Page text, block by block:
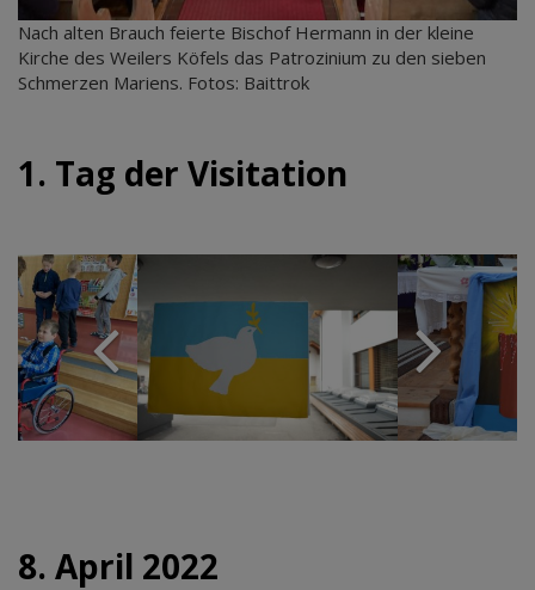
Nach alten Brauch feierte Bischof Hermann in der kleine
Kirche des Weilers Köfels das Patrozinium zu den sieben
Schmerzen Mariens. Fotos: Baittrok
1. Tag der Visitation
8. April 2022